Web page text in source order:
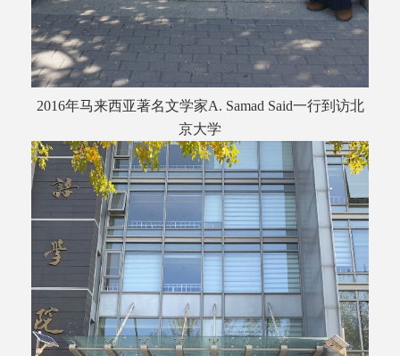
2016年马来西亚著名文学家A. Samad Said一行到访北
京大学